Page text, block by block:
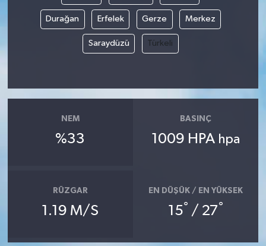
Durağan Erfelek Gerze Merkez
Saraydüzü Türkeli
NEM
%33
BASINÇ
1009 HPA hpa
RÜZGAR
1.19 M/S
EN DÜŞÜK / EN YÜKSEK
15° / 27°